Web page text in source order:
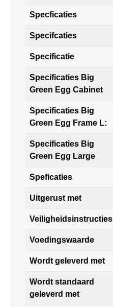
Specficaties
Specifcaties
Specificatie
Specificaties Big
Green Egg Cabinet
Specificaties Big
Green Egg Frame L:
Specificaties Big
Green Egg Large
Speficaties
Uitgerust met
Veiligheidsinstructies
Voedingswaarde
Wordt geleverd met
Wordt standaard
geleverd met